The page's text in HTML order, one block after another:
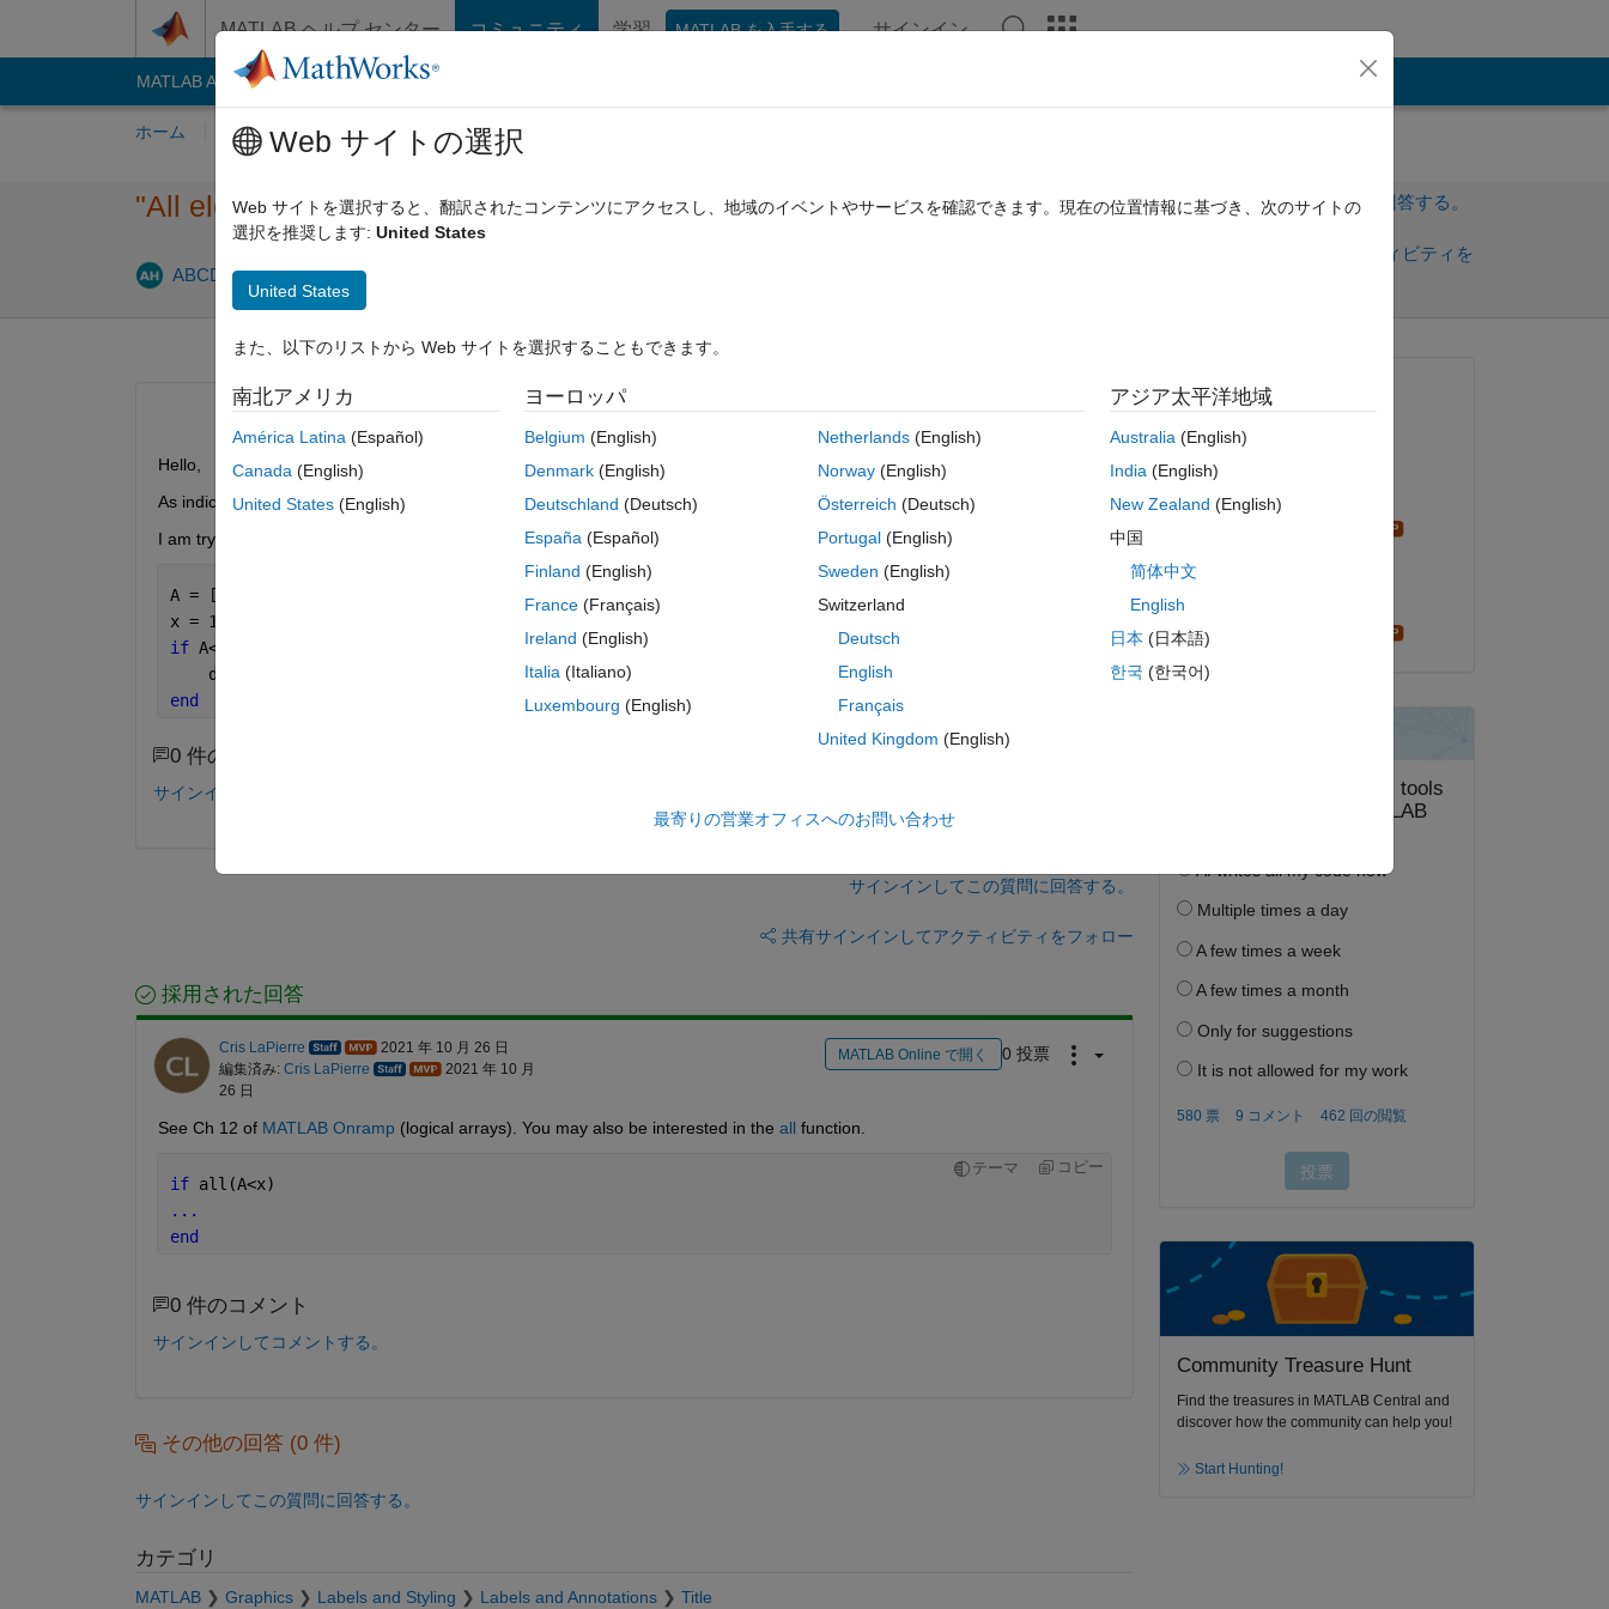
MATLAB ヘルプ センター コミュニティ 学習 MATLAB を入手する サインイン
MATLAB Answers File Exchange
ホーム 質問する 回答 閲覧 MATLAB に関する FAQ
"All elements of matrix lower than x" translated into code?
ABCDEFG HIJKLMN 2021 10 月 26
サインインしてこの質問に回答する。
サインインしてアクティビティを
0 投票
Hello,
I am trying this approach, but I don't think it works. Is there an equally simple way of writing this? Thanks in advance!
A = [alpha beta];
x = 100;
if A<x
    d=1;
end
0 件のコメント
サインインしてコメントする。
サインインしてこの質問に回答する。
共有サインインしてアクティビティをフォロー
採用された回答
Cris LaPierre
2021 年 10 月 26 日
編集済み: Cris LaPierre
2021 年 10 月
26 日
MATLAB Online で開く 0 投票
See Ch 12 of MATLAB Onramp (logical arrays). You may also be interested in the all function.
テーマ コピー
if all(A<x)
...
end
0 件のコメント
サインインしてコメントする。
その他の回答 (0 件)
サインインしてこの質問に回答する。
カテゴリ
MATLAB Graphics Labels and Styling Labels and Annotations Title
質問済み:
2021 年 10 月 26 日
編集済み:
採用済み:
Community Treasure Hunt
Find the treasures in MATLAB Central and
discover how the community can help you!
Start Hunting!
Web サイトの選択
Web サイトを選択すると、翻訳されたコンテンツにアクセスし、地域のイベントやサービスを確認できます。現在の位置情報に基づき、次のサイトの
選択を推奨します: United States
United States
また、以下のリストから Web サイトを選択することもできます。
南北アメリカ
América Latina (Español)
Canada (English)
United States (English)
ヨーロッパ
Belgium (English)
Denmark (English)
Deutschland (Deutsch)
España (Español)
Finland (English)
France (Français)
Ireland (English)
Italia (Italiano)
Luxembourg (English)
Netherlands(English)
Norway(English)
Österreich (Deutsch)
Portugal(English)
Sweden (English)
Switzerland
Deutsch
English
Français
United Kingdom (English)
アジア太平洋地域
Australia(English)
India(English)
New Zealand (English)
中国
简体中文
English
日本 (日本語)
한국 (한국어)
最寄りの営業オフィスへのお問い合わせ